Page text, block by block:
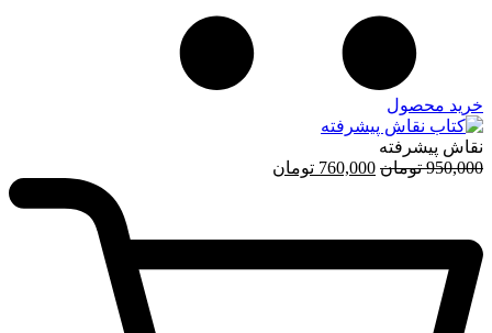
خرید محصول
نقاش پیشرفته
950,000 تومان قیمت
760,000 تومان